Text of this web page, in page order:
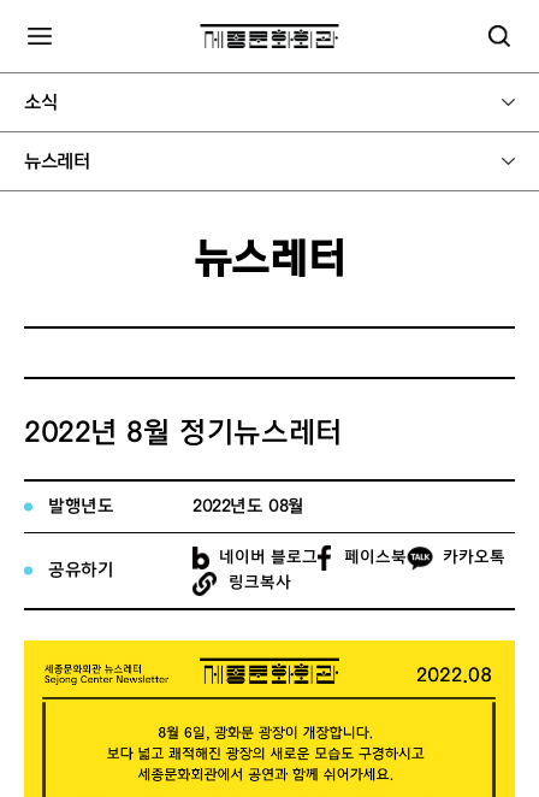
소식
뉴스레터
뉴스레터
2022년 8월 정기뉴스레터
발행년도 2022년도 08월
공유하기
네이버 블로그 페이스북
카카오톡
링크복사